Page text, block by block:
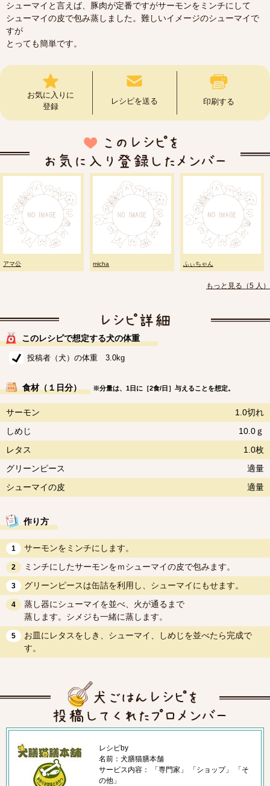
シューマイと言えば、豚肉が定番ですがサーモンをミンチにして
シューマイの皮で包み蒸しました。難しいイメージのシューマイで
すが
とっても簡単です。
お気に入りに
登録
レシピを送る 印刷する
アマ公 micha ふぃちゃん
もっと見る（5 人）
このレシピで想定する犬の体重
投稿者（犬）の体重 3.0kg
食材（１日分） ※分量は、1日に［2食/日］与えることを想定。
サーモン
1.0切れ
しめじ
10.0ｇ
レタス
1.0枚
グリーンピース
適量
シューマイの皮
適量
作り方
1 サーモンをミンチにします。
2 ミンチにしたサーモンをｍシューマイの皮で包みます。
3 グリーンピースは缶詰を利用し、シューマイにもせます。
4
蒸し器にシューマイを並べ、火が通るまで
蒸します。シメジも一緒に蒸します。
5
お皿にレタスをしき、シューマイ、しめじを並べたら完成で
す。
レシピby
名前：犬膳猫膳本舗
サービス内容： 「専門家」 「ショップ」 「そ
の他」